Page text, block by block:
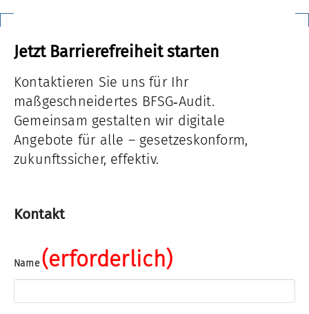
Jetzt Barrierefreiheit starten
Kontaktieren Sie uns für Ihr
maßgeschneidertes BFSG‑Audit.
Gemeinsam gestalten wir digitale
Angebote für alle – gesetzeskonform,
zukunftssicher, effektiv.
Kontakt
Name(erforderlich)